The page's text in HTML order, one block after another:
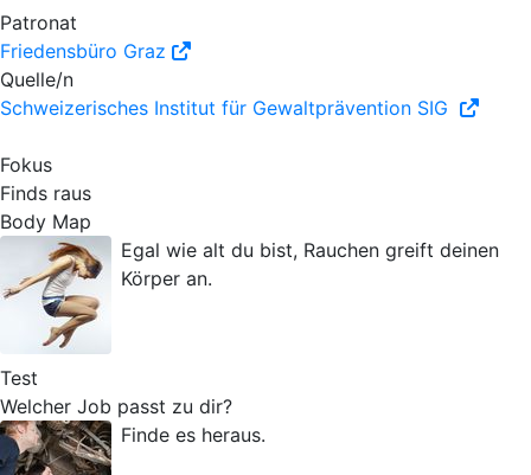
Patronat
Friedensbüro Graz
Quelle/n
Schweizerisches Institut für Gewaltprävention SIG
Fokus
Finds raus
Body Map
Egal wie alt du bist, Rauchen greift deinen
Körper an.
Test
Welcher Job passt zu dir?
Finde es heraus.